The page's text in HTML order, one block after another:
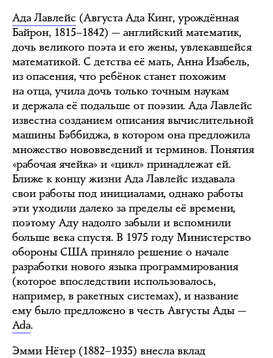
Ада Лавлейс (Августа Ада Кинг, урождённая
Байрон, 1815–1842) — английский математик,
дочь великого поэта и его жены, увлекавшейся
математикой. С детства её мать, Анна Изабель,
из опасения, что ребёнок станет похожим
на отца, учила дочь только точным наукам
и держала её подальше от поэзии. Ада Лавлейс
известна созданием описания вычислительной
машины Бэббиджа, в котором она предложила
множество нововведений и терминов. Понятия
«рабочая ячейка» и «цикл» принадлежат ей.
Ближе к концу жизни Ада Лавлейс издавала
свои работы под инициалами, однако работы
эти уходили далеко за пределы её времени,
поэтому Аду надолго забыли и вспомнили
больше века спустя. В 1975 году Министерство
обороны США приняло решение о начале
разработки нового языка программирования
(которое впоследствии использовалось,
например, в ракетных системах), и название
ему было предложено в честь Августы Ады —
Ada.
Эмми Нётер (1882–1935) внесла вклад